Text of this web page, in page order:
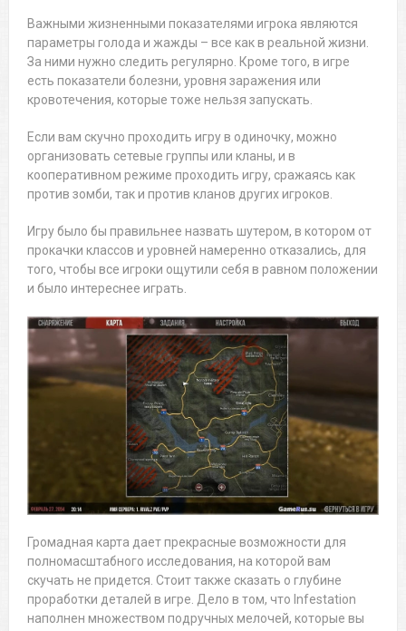
Важными жизненными показателями игрока являются
параметры голода и жажды – все как в реальной жизни.
За ними нужно следить регулярно. Кроме того, в игре
есть показатели болезни, уровня заражения или
кровотечения, которые тоже нельзя запускать.
Если вам скучно проходить игру в одиночку, можно
организовать сетевые группы или кланы, и в
кооперативном режиме проходить игру, сражаясь как
против зомби, так и против кланов других игроков.
Игру было бы правильнее назвать шутером, в котором от
прокачки классов и уровней намеренно отказались, для
того, чтобы все игроки ощутили себя в равном положении
и было интереснее играть.
Громадная карта дает прекрасные возможности для
полномасштабного исследования, на которой вам
скучать не придется. Стоит также сказать о глубине
проработки деталей в игре. Дело в том, что Infestation
наполнен множеством подручных мелочей, которые вы